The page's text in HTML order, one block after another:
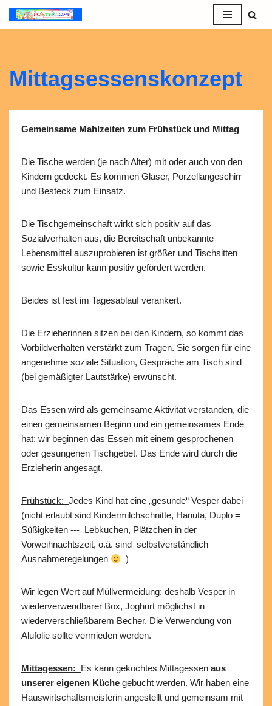
Zum
Mittagsessenskonzept
Gemeinsame Mahlzeiten zum Frühstück und Mittag
Die Tische werden (je nach Alter) mit oder auch von den
Kindern gedeckt. Es kommen Gläser, Porzellangeschirr
und Besteck zum Einsatz.
Die Tischgemeinschaft wirkt sich positiv auf das
Sozialverhalten aus, die Bereitschaft unbekannte
Lebensmittel auszuprobieren ist größer und Tischsitten
sowie Esskultur kann positiv gefördert werden.
Beides ist fest im Tagesablauf verankert.
Die Erzieherinnen sitzen bei den Kindern, so kommt das
Vorbildverhalten verstärkt zum Tragen. Sie sorgen für eine
angenehme soziale Situation, Gespräche am Tisch sind
(bei gemäßigter Lautstärke) erwünscht.
Das Essen wird als gemeinsame Aktivität verstanden, die
einen gemeinsamen Beginn und ein gemeinsames Ende
hat: wir beginnen das Essen mit einem gesprochenen
oder gesungenen Tischgebet. Das Ende wird durch die
Erzieherin angesagt.
Frühstück: Jedes Kind hat eine „gesunde“ Vesper dabei
(nicht erlaubt sind Kindermilchschnitte, Hanuta, Duplo =
Süßigkeiten --- Lebkuchen, Plätzchen in der
Vorweihnachtszeit, o.ä. sind selbstverständlich
Ausnahmeregelungen
)
Wir legen Wert auf Müllvermeidung: deshalb Vesper in
wiederverwendbarer Box, Joghurt möglichst in
wiederverschließbarem Becher. Die Verwendung von
Alufolie sollte vermieden werden.
Mittagessen: Es kann gekochtes Mittagessen aus
unserer eigenen Küche gebucht werden. Wir haben eine
Hauswirtschaftsmeisterin angestellt und gemeinsam mit